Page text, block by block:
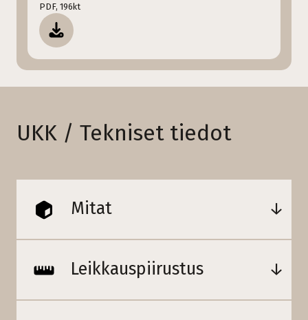
PDF, 196kt
UKK / Tekniset tiedot
Mitat
Leikkauspiirustus